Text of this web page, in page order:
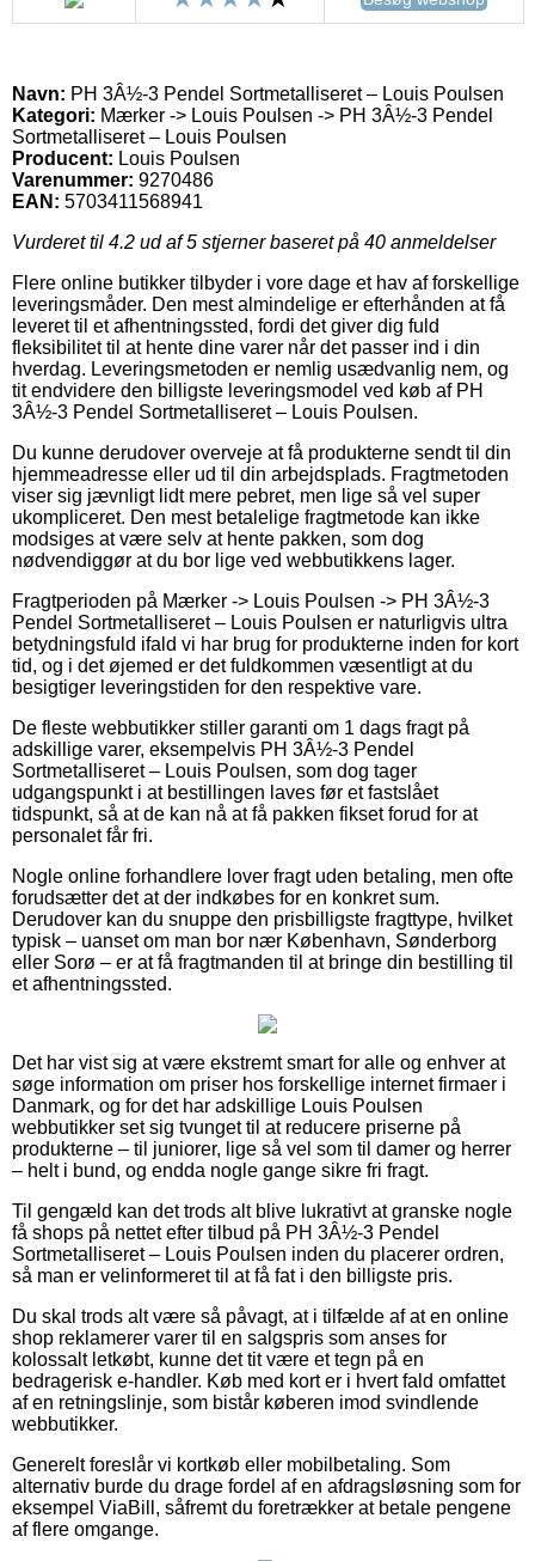
Navn: PH 3Â½-3 Pendel Sortmetalliseret – Louis Poulsen
Kategori: Mærker -> Louis Poulsen -> PH 3Â½-3 Pendel
Sortmetalliseret – Louis Poulsen
Producent: Louis Poulsen
Varenummer: 9270486
EAN: 5703411568941
Vurderet til 4.2 ud af 5 stjerner baseret på 40 anmeldelser
Flere online butikker tilbyder i vore dage et hav af forskellige
leveringsmåder. Den mest almindelige er efterhånden at få
leveret til et afhentningssted, fordi det giver dig fuld
fleksibilitet til at hente dine varer når det passer ind i din
hverdag. Leveringsmetoden er nemlig usædvanlig nem, og
tit endvidere den billigste leveringsmodel ved køb af PH
3Â½-3 Pendel Sortmetalliseret – Louis Poulsen.
Du kunne derudover overveje at få produkterne sendt til din
hjemmeadresse eller ud til din arbejdsplads. Fragtmetoden
viser sig jævnligt lidt mere pebret, men lige så vel super
ukompliceret. Den mest betalelige fragtmetode kan ikke
modsiges at være selv at hente pakken, som dog
nødvendiggør at du bor lige ved webbutikkens lager.
Fragtperioden på Mærker -> Louis Poulsen -> PH 3Â½-3
Pendel Sortmetalliseret – Louis Poulsen er naturligvis ultra
betydningsfuld ifald vi har brug for produkterne inden for kort
tid, og i det øjemed er det fuldkommen væsentligt at du
besigtiger leveringstiden for den respektive vare.
De fleste webbutikker stiller garanti om 1 dags fragt på
adskillige varer, eksempelvis PH 3Â½-3 Pendel
Sortmetalliseret – Louis Poulsen, som dog tager
udgangspunkt i at bestillingen laves før et fastslået
tidspunkt, så at de kan nå at få pakken fikset forud for at
personalet får fri.
Nogle online forhandlere lover fragt uden betaling, men ofte
forudsætter det at der indkøbes for en konkret sum.
Derudover kan du snuppe den prisbilligste fragttype, hvilket
typisk – uanset om man bor nær København, Sønderborg
eller Sorø – er at få fragtmanden til at bringe din bestilling til
et afhentningssted.
Det har vist sig at være ekstremt smart for alle og enhver at
søge information om priser hos forskellige internet firmaer i
Danmark, og for det har adskillige Louis Poulsen
webbutikker set sig tvunget til at reducere priserne på
produkterne – til juniorer, lige så vel som til damer og herrer
– helt i bund, og endda nogle gange sikre fri fragt.
Til gengæld kan det trods alt blive lukrativt at granske nogle
få shops på nettet efter tilbud på PH 3Â½-3 Pendel
Sortmetalliseret – Louis Poulsen inden du placerer ordren,
så man er velinformeret til at få fat i den billigste pris.
Du skal trods alt være så påvagt, at i tilfælde af at en online
shop reklamerer varer til en salgspris som anses for
kolossalt letkøbt, kunne det tit være et tegn på en
bedragerisk e-handler. Køb med kort er i hvert fald omfattet
af en retningslinje, som bistår køberen imod svindlende
webbutikker.
Generelt foreslår vi kortkøb eller mobilbetaling. Som
alternativ burde du drage fordel af en afdragsløsning som for
eksempel ViaBill, såfremt du foretrækker at betale pengene
af flere omgange.